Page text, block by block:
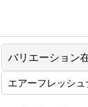
バリエーション
エアーフレッシュ